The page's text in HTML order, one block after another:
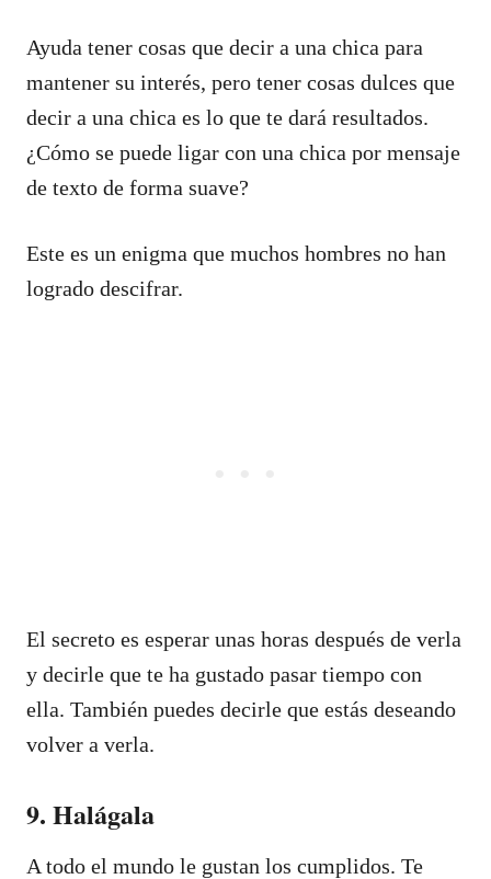
Ayuda tener cosas que decir a una chica para
mantener su interés, pero tener cosas dulces que
decir a una chica es lo que te dará resultados.
¿Cómo se puede ligar con una chica por mensaje
de texto de forma suave?
Este es un enigma que muchos hombres no han
logrado descifrar.
El secreto es esperar unas horas después de verla
y decirle que te ha gustado pasar tiempo con
ella. También puedes decirle que estás deseando
volver a verla.
9. Halágala
A todo el mundo le gustan los cumplidos. Te